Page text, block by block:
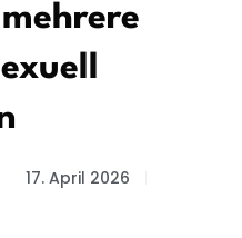
17. April 2026